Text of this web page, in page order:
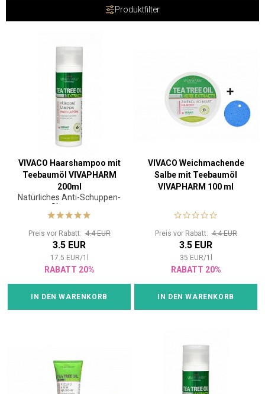
Produktfilter
VIVACO Haarshampoo mit
Teebaumöl VIVAPHARM
200ml
Natürliches Anti-Schuppen-
Shampoo
Preis vor Rabatt:4.4 EUR
3.5 EUR
17.5 EUR/1
RABATT 20%
IN DEN WARENKORB
VIVACO Weichmachende
Salbe mit Teebaumöl
VIVAPHARM 100 ml
Preis vor Rabatt:4.4 EUR
3.5 EUR
35 EUR/1
RABATT 20%
IN DEN WARENKORB